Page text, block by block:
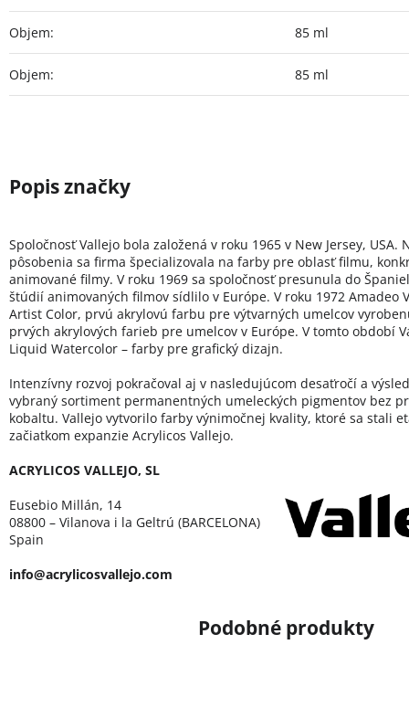
Objem: 85 ml
Objem: 85 ml
Spoločnosť Vallejo bola založená v roku 1965 v New Jersey, USA.
pôsobenia sa firma špecializovala na farby pre oblasť filmu,
animované filmy. V roku 1969 sa spoločnosť presunula do
štúdií animovaných filmov sídlilo v Európe. V roku 1972 Amadeo
Artist Color, prvú akrylovú farbu pre výtvarných umelcov
prvých akrylových farieb pre umelcov v Európe. V tomto období
Liquid Watercolor – farby pre grafický dizajn.
Intenzívny rozvoj pokračoval aj v nasledujúcom desaťročí a
vybraný sortiment permanentných umeleckých pigmentov bez
kobaltu. Vallejo vytvorilo farby výnimočnej kvality, ktoré sa stali
začiatkom expanzie Acrylicos Vallejo.
ACRYLICOS VALLEJO, SL
Eusebio Millán, 14
08800 – Vilanova i la Geltrú (BARCELONA)
Spain
info@acrylicosvallejo.com